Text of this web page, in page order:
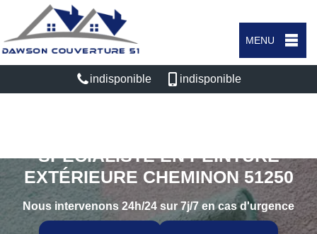
MENU
indisponible indisponible
SPÉCIALISTE EN PEINTURE
EXTÉRIEURE CHEMINON 51250
Nous intervenons 24h/24 sur 7j/7 en cas d'urgence